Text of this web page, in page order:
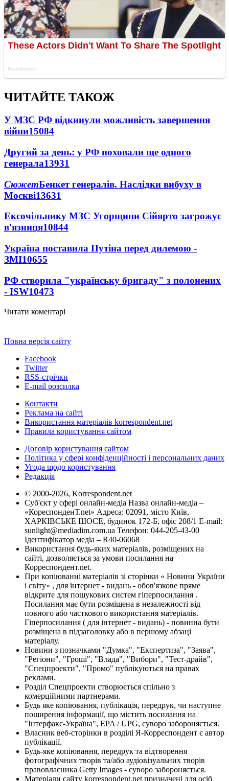
ЧИТАЙТЕ ТАКОЖ
У МЗС РФ відкинули можливість завершення
війни15084
Другий за день: у РФ поховали ще одного
генерала13931
СюжетБенкет генералів. Наслідки вибуху в
Москві13631
Ексочільнику МЗС Угорщини Сійярто загрожує
в'язниця10844
Україна поставила Путіна перед дилемою -
ЗМІ10655
РФ створила "українську бригаду" з полонених
- ISW10473
Читати коментарі
Повна версія сайту
Facebook
Twitter
RSS-стрічки
E-mail розсилка
Контакти
Реклама на сайті
Використання матеріалів korrespondent.net
Правила користування сайтом
Договір користування сайтом
Політика у сфері конфіденційності і персональних даних
Угода щодо користування
Редакція
© 2000-2026, Korrespondent.net
Суб'єкт у сфері онлайн-медіа Назва онлайн-медіа –
«КореспонденТ.net» Адреса: 02091, місто Київ,
ХАРКІВСЬКЕ ШОСЕ, будинок 172-Б, офіс 208/1 E-mail:
sunlight@mediadim.com.ua Телефон: 044-205-43-00
Ідентифікатор медіа – R40-06068
Використання будь-яких матеріалів, розміщених на
сайті, дозволяється за умови посилання на
Корреспондент.net.
При копіюванні матеріалів зі сторінки « Новини України
і світу» , для інтернет - видань - обов'язкове пряме
відкрите для пошукових систем гіперпосилання .
Посилання має бути розміщена в незалежності від
повного або часткового використання матеріалів.
Гіперпосилання ( для інтернет - видань) - повинна бути
розміщена в підзаголовку або в першому абзаці
матеріалу.
Новини з позначками "Думка", "Експертиза", "Заява",
"Регіони", "Гроші", "Влада", "Вибори", "Тест-драйв",
"Спецпроекти", "Промо" публікуються на правах
реклами.
Розділ Спецпроекти створюється спільно з
комерційними партнерами.
Будь яке копіювання, публікація, передрук, чи наступне
поширення інформації, що містить посилання на
"Інтерфакс-Україна", EPA / UPG, суворо забороняється.
Власник веб-сторінки в розділі Я-Корреспондент є автор
публікації.
Будь-яке копіювання, передрук та відтворення
фотографічних творів та/або аудіовізуальних творів
правовласника Getty Images - суворо забороняється.
Матеріали сайту korrespondent.net призначені для осіб